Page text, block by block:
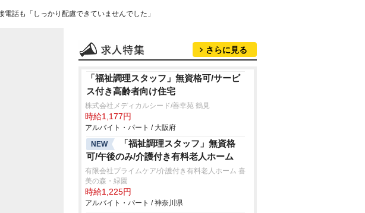
話も「しっかり配慮できていませんでした」
さらに見る
「福祉調理スタッフ」無資格可/サービ
ス付き高齢者向け住宅
株式会社メディカルシード/善幸苑 鶴見
時給1,177円
アルバイト・パート / 大阪府
NEW
「福祉調理スタッフ」無資格
可/午後のみ/介護付き有料老人ホーム
有限会社プライムケア/介護付き有料老人ホーム 喜
美の森・緑園
時給1,225円
アルバイト・パート / 神奈川県